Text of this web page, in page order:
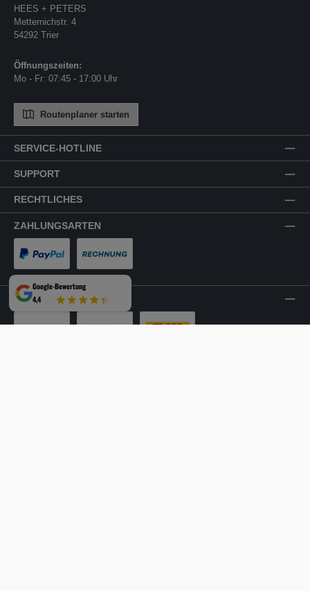
SERVICE-HOTLINE
SUPPORT
RECHTLICHES
ZAHLUNGSARTEN
PayPal Rechnung
VERSANDARTEN
HEES + PETERS
Metternichstr. 4
54292 Trier
Öffnungszeiten:
Mo - Fr: 07:45 - 17:00 Uhr
Routenplaner starten
Google-Bewertung
4,4